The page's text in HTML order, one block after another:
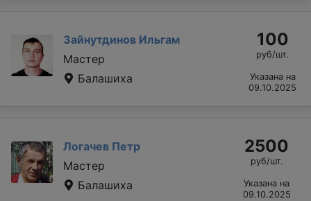
Зайнутдинов Ильгам
Мастер
Балашиха
100
руб/шт.
Указана на
09.10.2025
Логачев Петр
Мастер
Балашиха
2500
руб/шт.
Указана на
09.10.2025